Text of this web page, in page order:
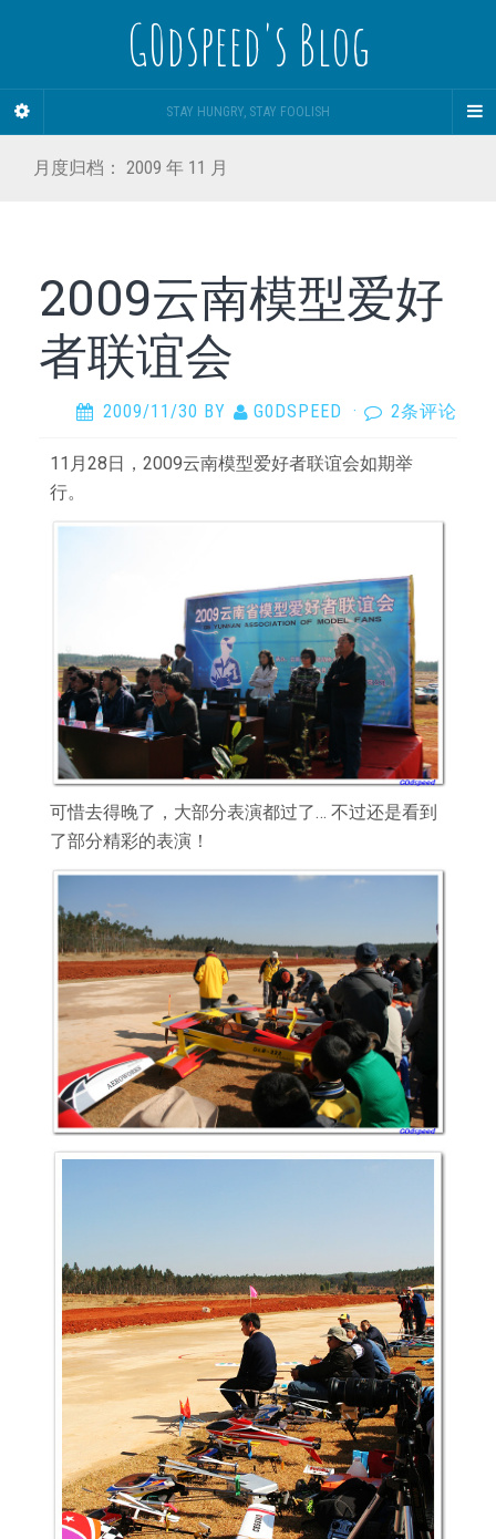
G0dspeed's Blog
STAY HUNGRY, STAY FOOLISH
月度归档： 2009 年 11 月
2009云南模型爱好
者联谊会
2009/11/30 BY G0DSPEED · 2条评论
11月28日，2009云南模型爱好者联谊会如期举
行。
可惜去得晚了，大部分表演都过了… 不过还是看到
了部分精彩的表演！